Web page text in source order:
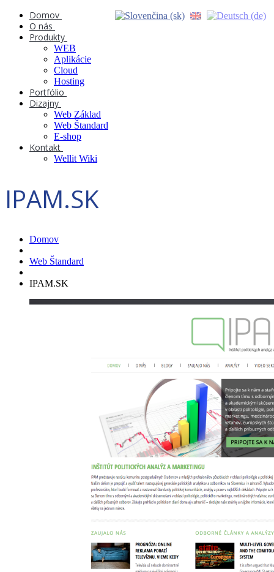
Domov
O nás
Produkty
WEB
Aplikácie
Cloud
Hosting
Portfólio
Dizajny
Web Základ
Web Štandard
E-shop
Kontakt
Wellit Wiki
IPAM.SK
Domov
Web Štandard
IPAM.SK